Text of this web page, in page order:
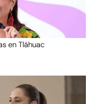
en Tláhuac